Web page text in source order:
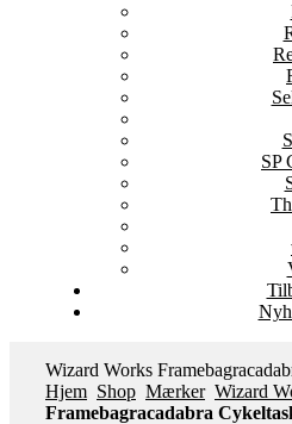
SP
Wizard Works
Hjem Shop Mærker Wizard
Framebagracadabra